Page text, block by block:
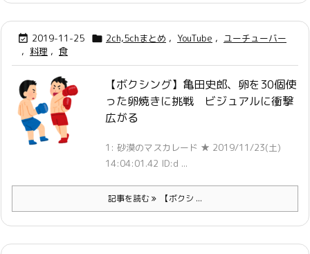
 2019-11-25  2ch,5chまとめ , YouTube , ユーチューバー
, 料理 , 食
【ボクシング】亀田史郎、卵を30個使
った卵焼きに挑戦 ビジュアルに衝撃
広がる
1: 砂漠のマスカレード ★ 2019/11/23(土)
14:04:01.42 ID:d ...
記事を読む 【ボクシ ...